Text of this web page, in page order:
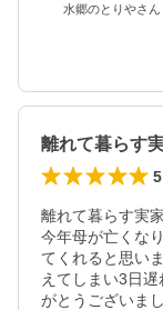
水郷のとりやさ
5
離れて暮らす実
今年母が亡くな
てくれると思い
えてしまい3日
がとうございま